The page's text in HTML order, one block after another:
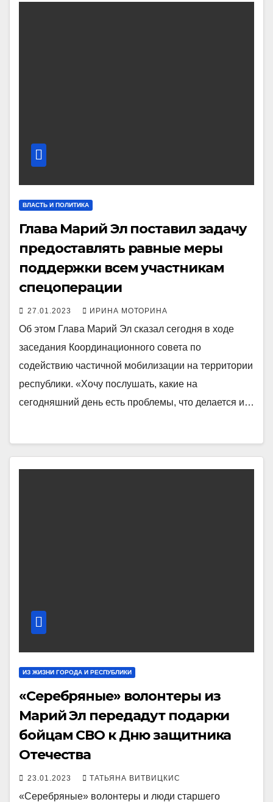
ВЛАСТЬ И ПОЛИТИКА
Глава Марий Эл поставил задачу
предоставлять равные меры
поддержки всем участникам
спецоперации
27.01.2023 ИРИНА МОТОРИНА
Об этом Глава Марий Эл сказал сегодня в ходе
заседания Координационного совета по
содействию частичной мобилизации на территории
республики. «Хочу послушать, какие на
сегодняшний день есть проблемы, что делается и…
ИЗ ЖИЗНИ ГОРОДА И РЕСПУБЛИКИ
«Серебряные» волонтеры из
Марий Эл передадут подарки
бойцам СВО к Дню защитника
Отечества
23.01.2023 ТАТЬЯНА ВИТВИЦКИС
«Серебряные» волонтеры и люди старшего